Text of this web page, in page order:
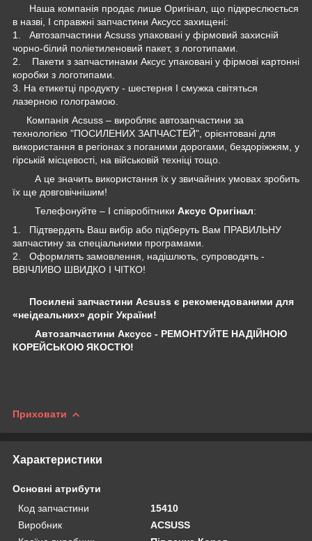
Наша компанія продає лише Оригінал, що підкреслюється
в назві, І справжні запчастини Аксусс захищені:
1. Автозапчастини Acsuss упаковані у фірмовий захисній
чорно-білий поліетиленовий пакет, з логотипами.
2. Пакети з запчастинами Аксус упаковані у фірмові картонні
коробки з логотипами.
3. На етикетці продукту - шестерня І смужка світяться
лазерною голограмою.
Компанія Acsuss – виробляє автозапчастини за
технологією "ПОСИЛЕНИХ ЗАПЧАСТЕЙ", орієнтовані для
використання в регіонах з поганими дорогами, бездоріжжям, у
гірській місцевості, на військовій техніці тощо.
А це значить використання їх у звичайних умовах зробить
їх ще довговічнішим!
Телефонуйте – І співробітники Аксус Оригінал:
1. Підтвердять Ваш вибір або підберуть Вам ПРАВИЛЬНУ
запчастину за спеціальними програмами.
2. Оформлять замовлення, надішлють, супроводять -
ВВІЧЛИВО ШВИДКО І ЧІТКО!
Посилені запчастини Acsuss є рекомендованими для
«неідеальних» доріг України!
Автозапчастини Аксусс - РЕМОНТУЙТЕ НАДІЙНОЮ
КОРЕЙСЬКОЮ ЯКОСТЮ!
Приховати
Характеристики
Основні атрибути
Код запчастини
15410
Виробник
ACSUSS